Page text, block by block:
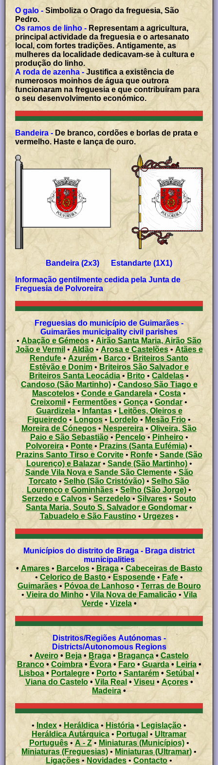
O galo - Simboliza o Orago da freguesia, São
Pedro.
Os ramos de linho - Representam a agricultura,
principal actividade da freguesia e o artesanato
local, com fortes tradições. Antigamente, as
mulheres da localidade dedicavam-se à cultura e
produção do linho.
A roda de azenha - Justifica a existência de
numerosos moinhos de água que outrora
funcionaram na freguesia e que contribuíram para
o seu desenvolvimento económico.
Bandeira - De branco, cordões e borlas de prata e
vermelho. Haste e lança de ouro.
Bandeira (2x3) Estandarte (1X1)
Informação gentilmente cedida pela Junta de
Freguesia de Polvoreira
Freguesias do município de Guimarães -
Guimarães municipality civil parishes
• Abação e Gémeos • Airão Santa Maria, Airão São
João e Vermil • Aldão• Arosa e Castelões• Atães e
Rendufe • Azurém • Barco•Briteiros Santo
Estêvão e Donim •Briteiros São Salvador e
Briteiros Santa Leocádia • Brito • Caldelas •
Candoso (São Martinho) • Candoso São Tiago e
Mascotelos • Conde e Gandarela • Costa •
Creixomil • Fermentões • Gonça •Gondar •
Guardizela• Infantas•Leitões, Oleiros e
Figueiredo • Longos • Lordelo • Mesão Frio •
Moreira de Cónegos • Nespereira • Oliveira, São
Paio e São Sebastião•Pencelo• Pinheiro•
Polvoreira • Ponte • Prazins (Santa Eufémia)•
Prazins Santo Tirso e Corvite• Ronfe• Sande (São
Lourenço) e Balazar• Sande (São Martinho)•
Sande Vila Nova e Sande São Clemente•São
Torcato • Selho (São Cristóvão) • Selho São
Lourenço e Gominhães •Selho (São Jorge)•
Serzedo e Calvos •Serzedelo•Silvares • Souto
Santa Maria, Souto S. Salvador e Gondomar •
Tabuadelo e São Faustino• Urgezes•
Municípios do distrito de Braga - Braga district
municipalities
• Amares• Barcelos• Braga• Cabeceiras de Basto
•
Celorico de Basto•Esposende • Fafe •
Guimarães• Póvoa de Lanhoso•
Terras de Bouro
• Vieira do Minho• Vila Nova de Famalicão• Vila
Verde• Vizela•
Distritos/Regiões Autónomas -
Districts/Autonomous Regions
• Aveiro• Beja• Braga• Bragança•Castelo
Branco• Coimbra• Évora• Faro• Guarda• Leiria•
Lisboa • Portalegre • Porto• Santarém • Setúbal •
Viana do Castelo• Vila Real • Viseu • Açores •
Madeira •
• Index •Heráldica • História •Legislação •
Heráldica Autárquica • Portugal • Ultramar
Português• A - Z• Miniaturas (Municípios)•
Miniaturas (Freguesias) • Miniaturas (Ultramar) •
Ligações • Novidades • Contacto •